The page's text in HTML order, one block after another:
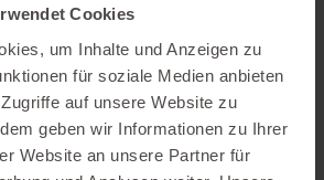
Cookies
um Inhalte und Anzeigen zu
für soziale Medien anbieten
auf unsere Website zu
geben wir Informationen zu Ihrer
Website an unsere Partner für